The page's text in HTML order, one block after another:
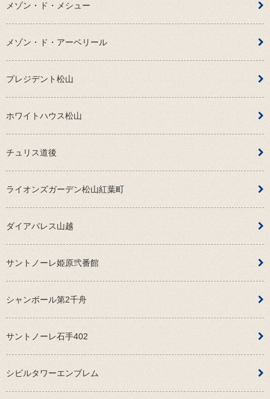
メゾン・ド・メシュー
メゾン・ド・アーベリール
プレジデント松山
ホワイトハウス松山
チュリス道後
ライオンズガーデン松山紅葉町
ダイアパレス山越
サントノーレ姫原弐番館
シャンボール第2千舟
サントノーレ石手402
シビルタワーエンブレム